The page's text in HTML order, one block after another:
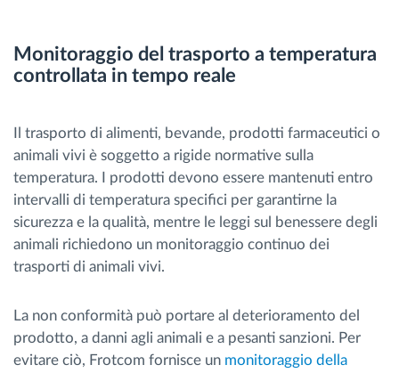
Monitoraggio del trasporto a temperatura
controllata in tempo reale
Il trasporto di alimenti, bevande, prodotti farmaceutici o
animali vivi è soggetto a rigide normative sulla
temperatura. I prodotti devono essere mantenuti entro
intervalli di temperatura specifici per garantirne la
sicurezza e la qualità, mentre le leggi sul benessere degli
animali richiedono un monitoraggio continuo dei
trasporti di animali vivi.
La non conformità può portare al deterioramento del
prodotto, a danni agli animali e a pesanti sanzioni. Per
evitare ciò, Frotcom fornisce un monitoraggio della